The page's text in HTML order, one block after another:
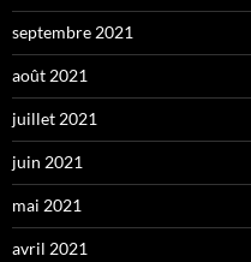
septembre 2021
août 2021
juillet 2021
juin 2021
mai 2021
avril 2021